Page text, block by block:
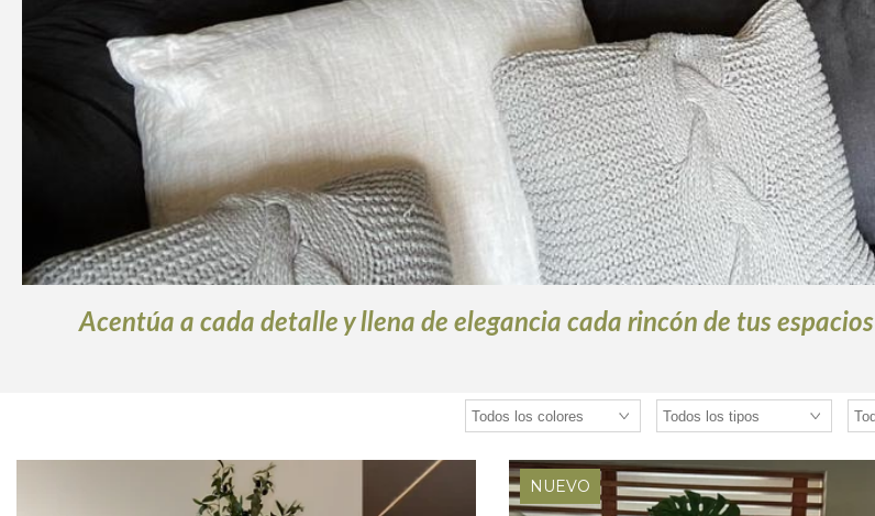
Acentúa a cada detalle y llena de elegancia cada rincón de tus espacios
NUEVO